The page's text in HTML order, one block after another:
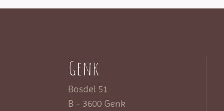
Genk
Bosdel 51
B - 3600 Genk